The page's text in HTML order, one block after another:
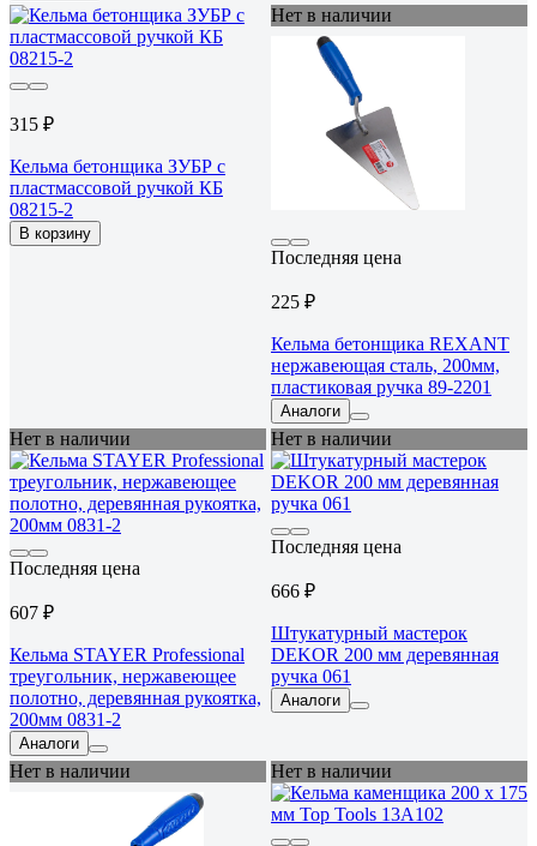
315 ₽
Кельма бетонщика ЗУБР с
пластмассовой ручкой КБ
08215-2
В корзину
Нет в наличии
Последняя цена
225 ₽
Кельма бетонщика REXANT
нержавеющая сталь, 200мм,
пластиковая ручка 89-2201
Аналоги
Нет в наличии
Последняя цена
607 ₽
Кельма STAYER Professional
треугольник, нержавеющее
полотно, деревянная рукоятка,
200мм 0831-2
Аналоги
Нет в наличии
Последняя цена
666 ₽
Штукатурный мастерок
DEKOR 200 мм деревянная
ручка 061
Аналоги
Нет в наличии Нет в наличии